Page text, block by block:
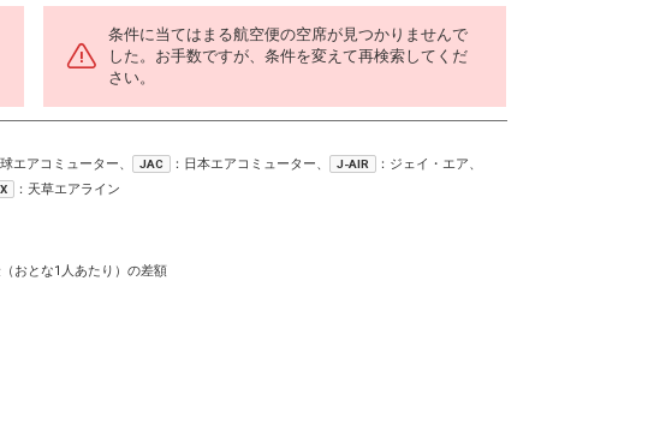
条件に当てはまる航空便の空席が見つかりませんで
した。お手数ですが、条件を変えて再検索してくだ
さい。
球エアコミューター、 JAC ：日本エアコミューター、 J-AIR ：ジェイ・エア、
：天草エアライン
おとな1人あたり）の差額